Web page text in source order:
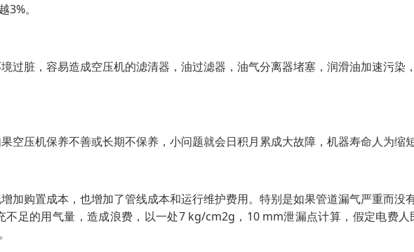
。
过脏，容易造成空压机的滤清器，油过滤器，油气分离器堵塞，润滑油加速污染
空压机保养不善或长期不保养，小问题就会日积月累成大故障，机器寿命人为缩
加购置成本，也增加了管线成本和运行维护费用。特别是如果管道漏气严重而没
不足的用气量，造成浪费，以一处7 kg/cm2g，10 mm泄漏点计算，假定电费人